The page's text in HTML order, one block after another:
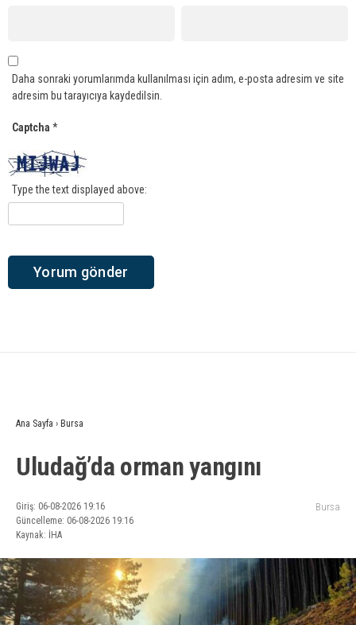
Daha sonraki yorumlarımda kullanılması için adım, e-posta adresim ve site
adresim bu tarayıcıya kaydedilsin.
Captcha *
Type the text displayed above:
Ana Sayfa › Bursa
Uludağ’da orman yangını
Giriş: 06-08-2026 19:16
Güncelleme: 06-08-2026 19:16
Kaynak: İHA
Bursa